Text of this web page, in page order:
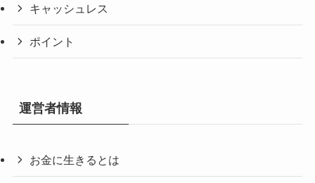
キャッシュレス
ポイント
運営者情報
お金に生きるとは